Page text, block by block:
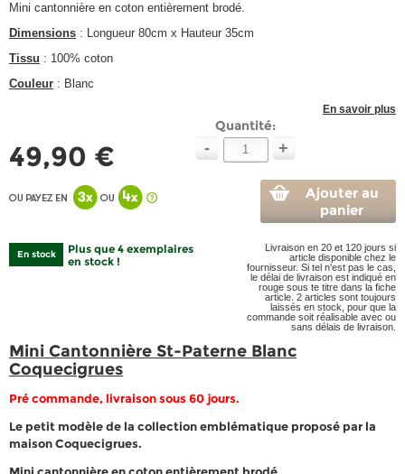
Mini cantonnière en coton entièrement brodé.
Dimensions : Longueur 80cm x Hauteur 35cm
Tissu : 100% coton
Couleur : Blanc
En savoir plus
49,90 €
Quantité:
- +
Ajouter au
panier
En stock
Plus que 4 exemplaires
en stock !
Livraison en 20 et 120 jours si
article disponible chez le
fournisseur. Si tel n'est pas le cas,
le délai de livraison est indiqué en
rouge sous te titre dans la fiche
article. 2 articles sont toujours
laissés en stock, pour que la
commande soit réalisable avec ou
sans délais de livraison.
Mini Cantonnière St-Paterne Blanc
Coquecigrues
Pré commande, livraison sous 60 jours.
Le petit modèle de la collection emblématique proposé par la
maison Coquecigrues.